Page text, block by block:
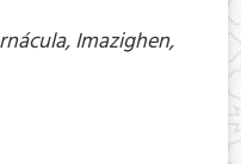
Imazighen,